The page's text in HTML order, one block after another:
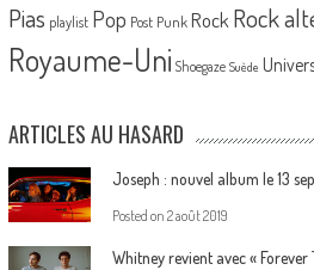
Pias playlist Pop Post Punk Rock Rock
Royaume-Uni Shoegaze Suède
ARTICLES AU HASARD
Joseph : nouvel album le 13
Posted on 2 août 2019
Whitney revient avec «